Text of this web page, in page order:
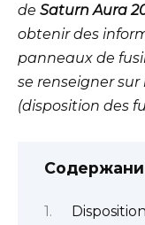
de Saturn Aura
obtenir des
panneaux de
se renseigner
(disposition des